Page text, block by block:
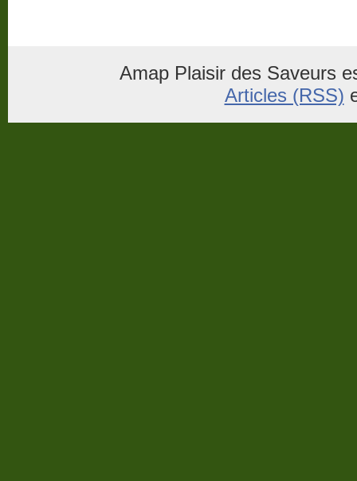
Amap Plaisir des Saveurs
Articles (RSS)